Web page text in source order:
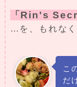
「Rin's
…を、もれなく
こ
だ